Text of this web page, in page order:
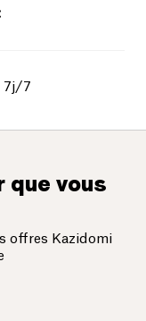
7j/7
que vous
offres Kazidomi